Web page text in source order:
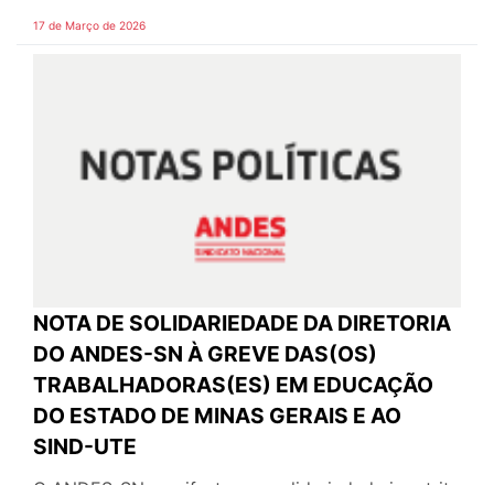
17 de Março de 2026
NOTA DE SOLIDARIEDADE DA DIRETORIA
DO ANDES-SN À GREVE DAS(OS)
TRABALHADORAS(ES) EM EDUCAÇÃO
DO ESTADO DE MINAS GERAIS E AO
SIND-UTE